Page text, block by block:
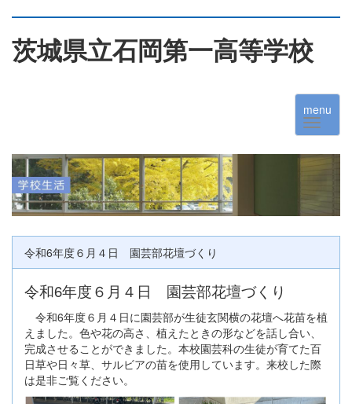
茨城県立石岡第一高等学校
menu
令和6年度６月４日 園芸部花壇づくり
令和6年度６月４日 園芸部花壇づくり
令和6年度６月４日に園芸部が生徒玄関横の花壇へ花苗を植
えました。色や花の高さ、植えたときの形などを話し合い、
完成させることができました。本校園芸科の生徒が育てた百
日草や日々草、サルビアの苗を使用しています。来校した際
は是非ご覧ください。